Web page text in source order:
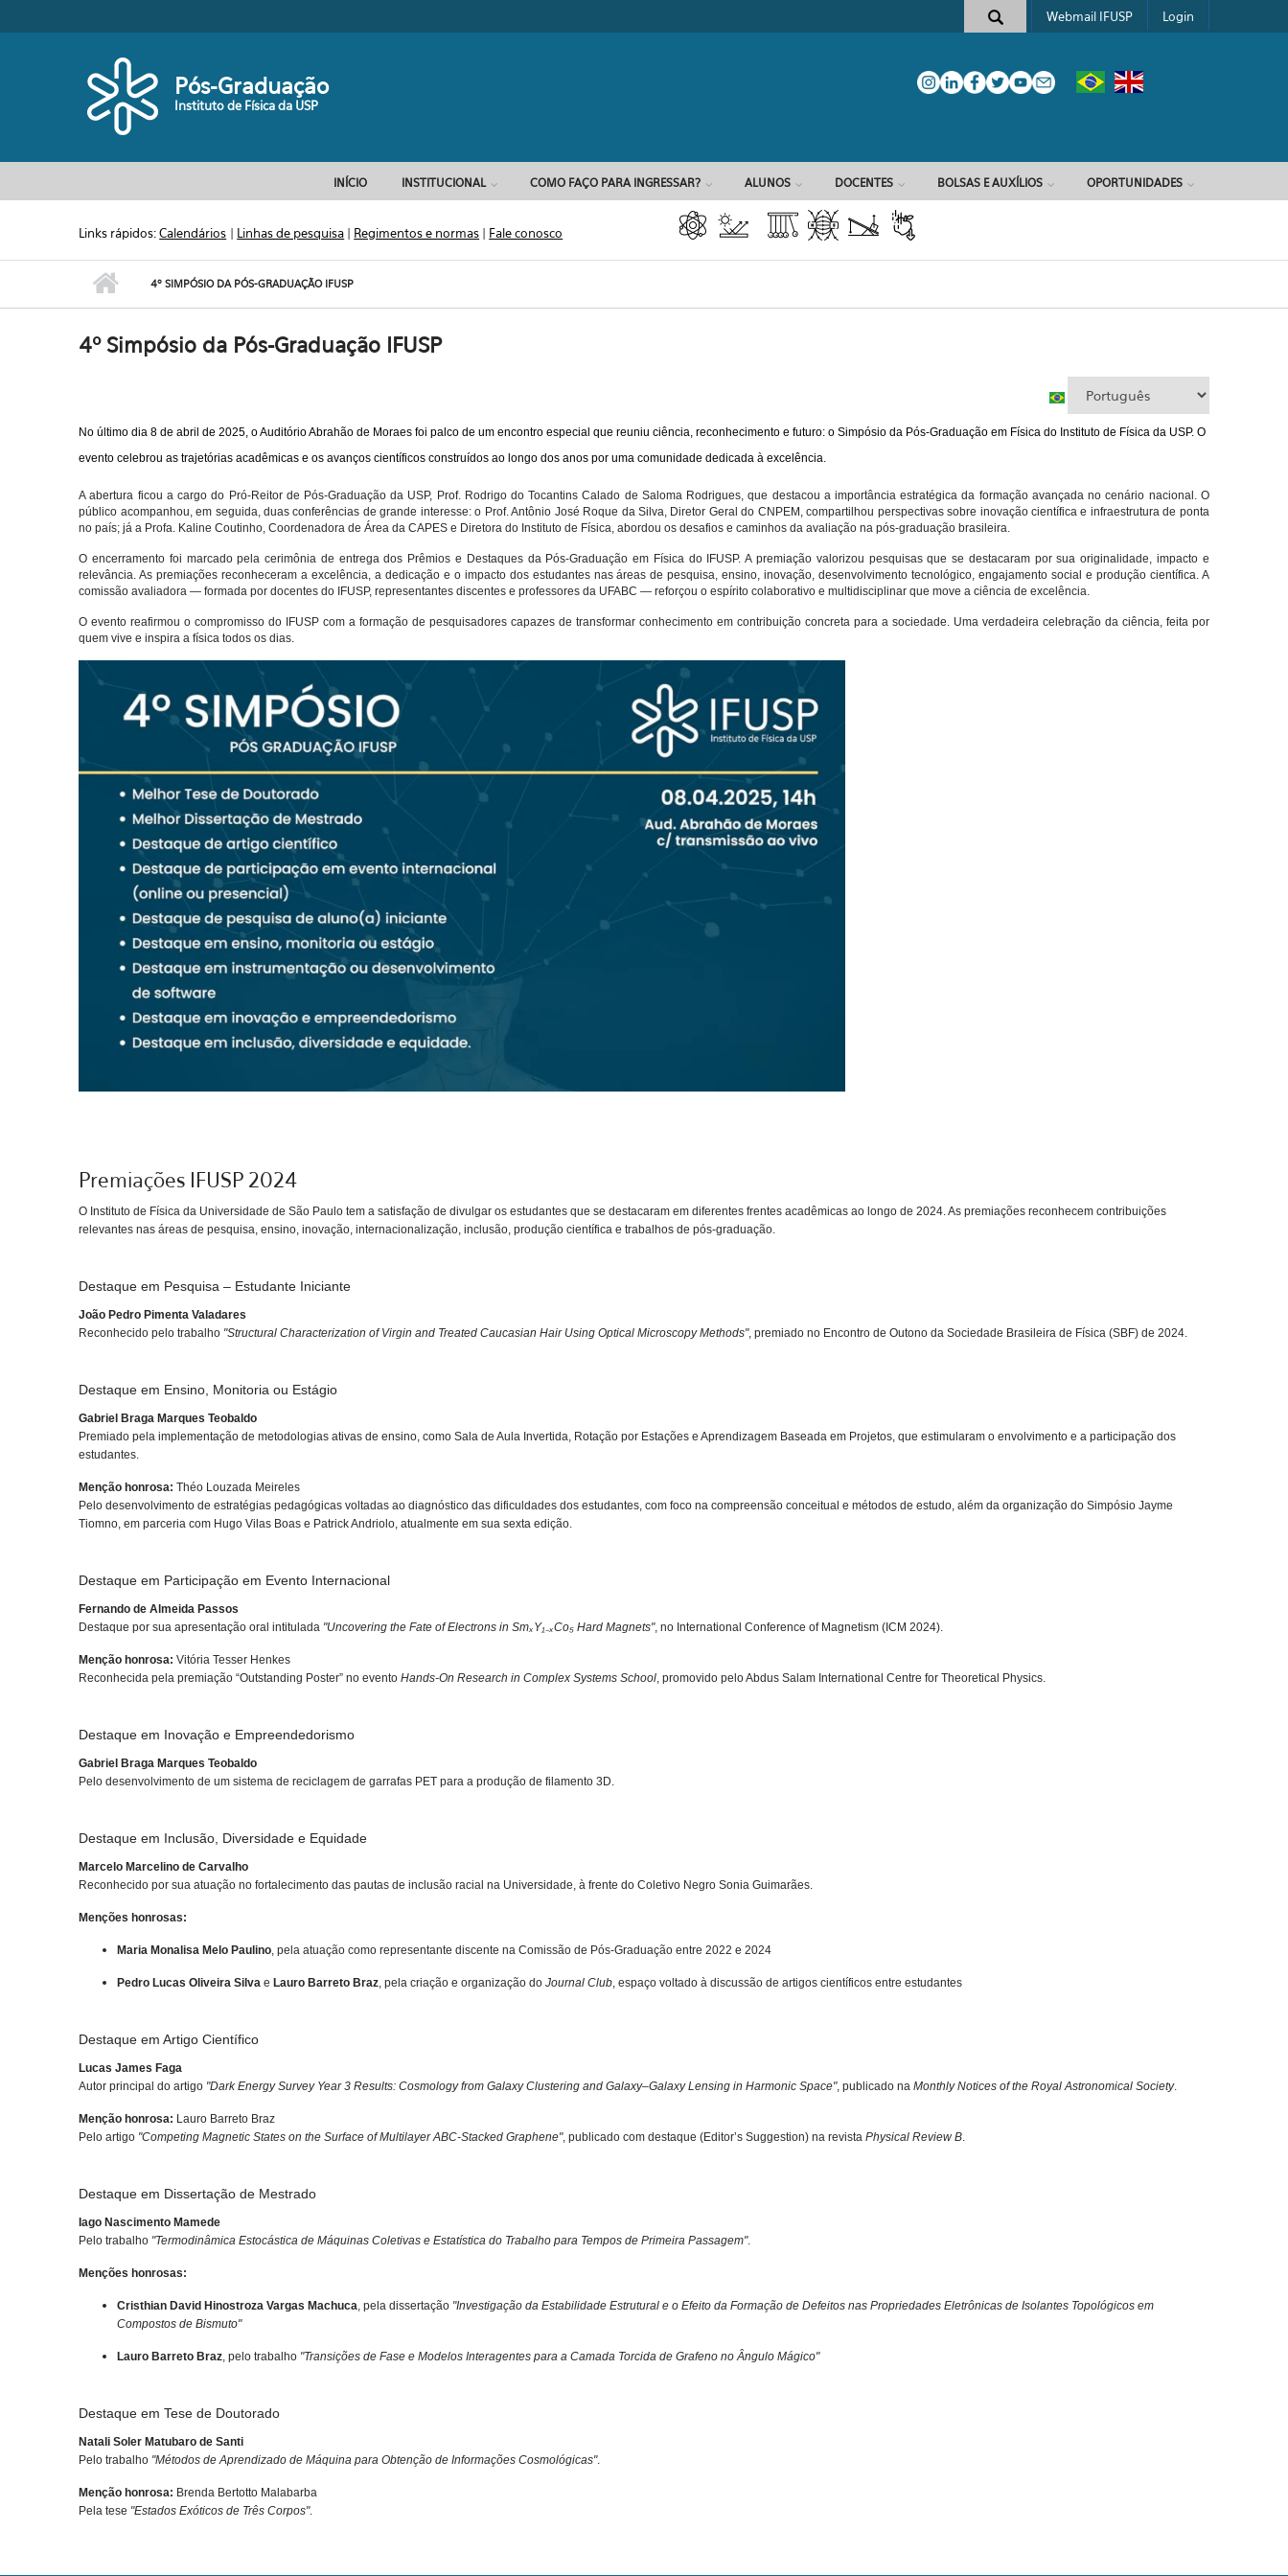
Formulário de busca
Webmail IFUSP Login
Pós-Graduação
Instituto de Física da USP
INÍCIO INSTITUCIONAL COMO FAÇO PARA INGRESSAR? ALUNOS DOCENTES BOLSAS E AUXÍLIOS OPORTUNIDADES
Links rápidos:Calendários | Linhas de pesquisa | Regimentos e normas | Fale conosco
4º SIMPÓSIO DA PÓS-GRADUAÇÃO IFUSP
4º Simpósio da Pós-Graduação IFUSP
No último dia 8 de abril de 2025, o Auditório Abrahão de Moraes foi palco de um encontro especial que reuniu ciência, reconhecimento e futuro: o Simpósio da Pós-Graduação em Física do Instituto de Física da USP. O
evento celebrou as trajetórias acadêmicas e os avanços científicos construídos ao longo dos anos por uma comunidade dedicada à excelência.
A abertura ficou a cargo do Pró-Reitor de Pós-Graduação da USP, Prof. Rodrigo do Tocantins Calado de Saloma Rodrigues, que destacou a importância estratégica da formação avançada no cenário nacional. O
público acompanhou, em seguida, duas conferências de grande interesse: o Prof. Antônio José Roque da Silva, Diretor Geral do CNPEM, compartilhou perspectivas sobre inovação científica e infraestrutura de ponta
no país; já a Profa. Kaline Coutinho, Coordenadora de Área da CAPES e Diretora do Instituto de Física, abordou os desafios e caminhos da avaliação na pós-graduação brasileira.
O encerramento foi marcado pela cerimônia de entrega dos Prêmios e Destaques da Pós-Graduação em Física do IFUSP. A premiação valorizou pesquisas que se destacaram por sua originalidade, impacto e
relevância.As premiações reconheceram a excelência, a dedicação e o impacto dos estudantes nas áreas de pesquisa, ensino, inovação, desenvolvimento tecnológico, engajamento social e produção científica. A
comissão avaliadora — formada por docentes do IFUSP, representantes discentes e professores da UFABC — reforçou o espírito colaborativo e multidisciplinar que move a ciência de excelência.
O evento reafirmou o compromisso do IFUSP com a formação de pesquisadores capazes de transformar conhecimento em contribuição concreta para a sociedade. Uma verdadeira celebração da ciência, feita por
quem vive e inspira a física todos os dias.
Premiações IFUSP 2024
O Instituto de Física da Universidade de São Paulo tem a satisfação de divulgar os estudantes que se destacaram em diferentes frentes acadêmicas ao longo de 2024. As premiações reconhecem contribuições
relevantes nas áreas de pesquisa, ensino, inovação, internacionalização, inclusão, produção científica e trabalhos de pós-graduação.
Destaque em Pesquisa – Estudante Iniciante
João Pedro Pimenta Valadares
Reconhecido pelo trabalho "Structural Characterization of Virgin and Treated Caucasian Hair Using Optical Microscopy Methods", premiado no Encontro de Outono da Sociedade Brasileira de Física (SBF) de 2024.
Destaque em Ensino, Monitoria ou Estágio
Gabriel Braga Marques Teobaldo
Premiado pela implementação de metodologias ativas de ensino, como Sala de Aula Invertida, Rotação por Estações e Aprendizagem Baseada em Projetos, que estimularam o envolvimento e a participação dos
estudantes.
Menção honrosa: Théo Louzada Meireles
Pelo desenvolvimento de estratégias pedagógicas voltadas ao diagnóstico das dificuldades dos estudantes, com foco na compreensão conceitual e métodos de estudo, além da organização do Simpósio Jayme
Tiomno, em parceria com Hugo Vilas Boas e Patrick Andriolo, atualmente em sua sexta edição.
Destaque em Participação em Evento Internacional
Fernando de Almeida Passos
Destaque por sua apresentação oral intitulada "Uncovering the Fate of Electrons in SmₓY₁₋ₓCo₅ Hard Magnets", no International Conference of Magnetism (ICM 2024).
Menção honrosa: Vitória Tesser Henkes
Reconhecida pela premiação “Outstanding Poster” no eventoHands-On Research in Complex Systems School, promovido pelo Abdus Salam International Centre for Theoretical Physics.
Destaque em Inovação e Empreendedorismo
Gabriel Braga Marques Teobaldo
Pelo desenvolvimento de um sistema de reciclagem de garrafas PET para a produção de filamento 3D.
Destaque em Inclusão, Diversidade e Equidade
Marcelo Marcelino de Carvalho
Reconhecido por sua atuação no fortalecimento das pautas de inclusão racial na Universidade, à frente do Coletivo Negro Sonia Guimarães.
Menções honrosas:
Maria Monalisa Melo Paulino, pela atuação como representante discente na Comissão de Pós-Graduação entre 2022 e 2024
Pedro Lucas Oliveira Silva e Lauro Barreto Braz, pela criação e organização doJournal Club, espaço voltado à discussão de artigos científicos entre estudantes
Destaque em Artigo Científico
Lucas James Faga
Autor principal do artigo "Dark Energy Survey Year 3 Results: Cosmology from Galaxy Clustering and Galaxy–Galaxy Lensing in Harmonic Space", publicado naMonthly Notices of the Royal Astronomical Society.
Menção honrosa: Lauro Barreto Braz
Pelo artigo "Competing Magnetic States on the Surface of Multilayer ABC-Stacked Graphene", publicado com destaque (Editor’s Suggestion) na revistaPhysical Review B.
Destaque em Dissertação de Mestrado
Iago Nascimento Mamede
Pelo trabalho "Termodinâmica Estocástica de Máquinas Coletivas e Estatística do Trabalho para Tempos de Primeira Passagem".
Menções honrosas:
Cristhian David Hinostroza Vargas Machuca, pela dissertação "Investigação da Estabilidade Estrutural e o Efeito da Formação de Defeitos nas Propriedades Eletrônicas de Isolantes Topológicos em
Compostos de Bismuto"
Lauro Barreto Braz, pelo trabalho "Transições de Fase e Modelos Interagentes para a Camada Torcida de Grafeno no Ângulo Mágico"
Destaque em Tese de Doutorado
Natali Soler Matubaro de Santi
Pelo trabalho "Métodos de Aprendizado de Máquina para Obtenção de Informações Cosmológicas".
Menção honrosa: Brenda Bertotto Malabarba
Pela tese "Estados Exóticos de Três Corpos".